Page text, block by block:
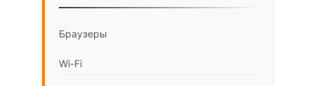
Браузеры
Wi-Fi